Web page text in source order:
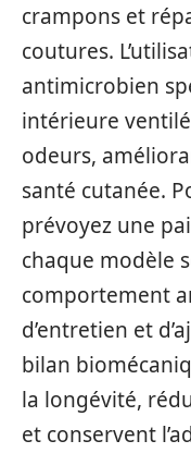
crampons et
coutures.
antimicrobien
intérieure
odeurs,
santé cutanée.
prévoyez une
chaque modèle
comportement
d’entretien et
bilan
la longévité,
et conservent